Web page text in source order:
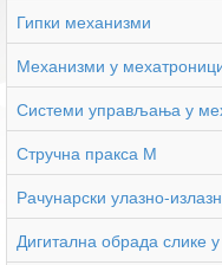
Гипки механизми
Механизми у
Системи управљања у
Стручна пракса М
Рачунарски улазно-
Дигитална обрада слике